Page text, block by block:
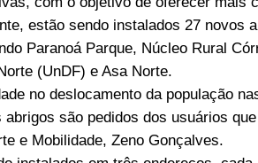
estão sendo instalados 27 novos
Paranoá Parque, Núcleo Rural
(UnDF) e Asa Norte.
no deslocamento da população
são pedidos dos usuários
e Mobilidade, Zeno Gonçalves.